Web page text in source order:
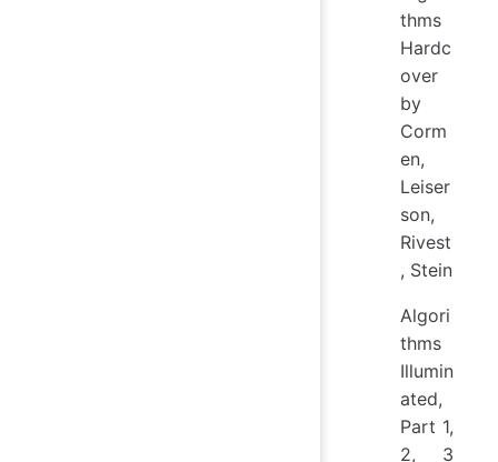
thms
Hardc
over
by
Corm
en,
Leiser
son,
Rivest
, Stein
Algori
thms
Illumin
ated,
Part 1,
2, 3